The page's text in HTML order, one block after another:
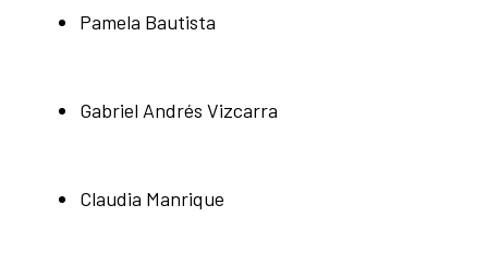
Pamela Bautista
Gabriel Andrés Vizcarra
Claudia Manrique